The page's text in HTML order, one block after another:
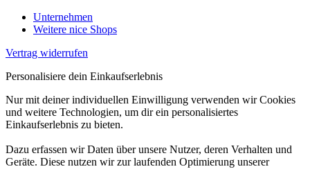
Unternehmen
Weitere nice Shops
Vertrag widerrufen
Personalisiere dein Einkaufserlebnis
Nur mit deiner individuellen Einwilligung verwenden wir Cookies
und weitere Technologien, um dir ein personalisiertes
Einkaufserlebnis zu bieten.
Dazu erfassen wir Daten über unsere Nutzer, deren Verhalten und
Geräte. Diese nutzen wir zur laufenden Optimierung unserer